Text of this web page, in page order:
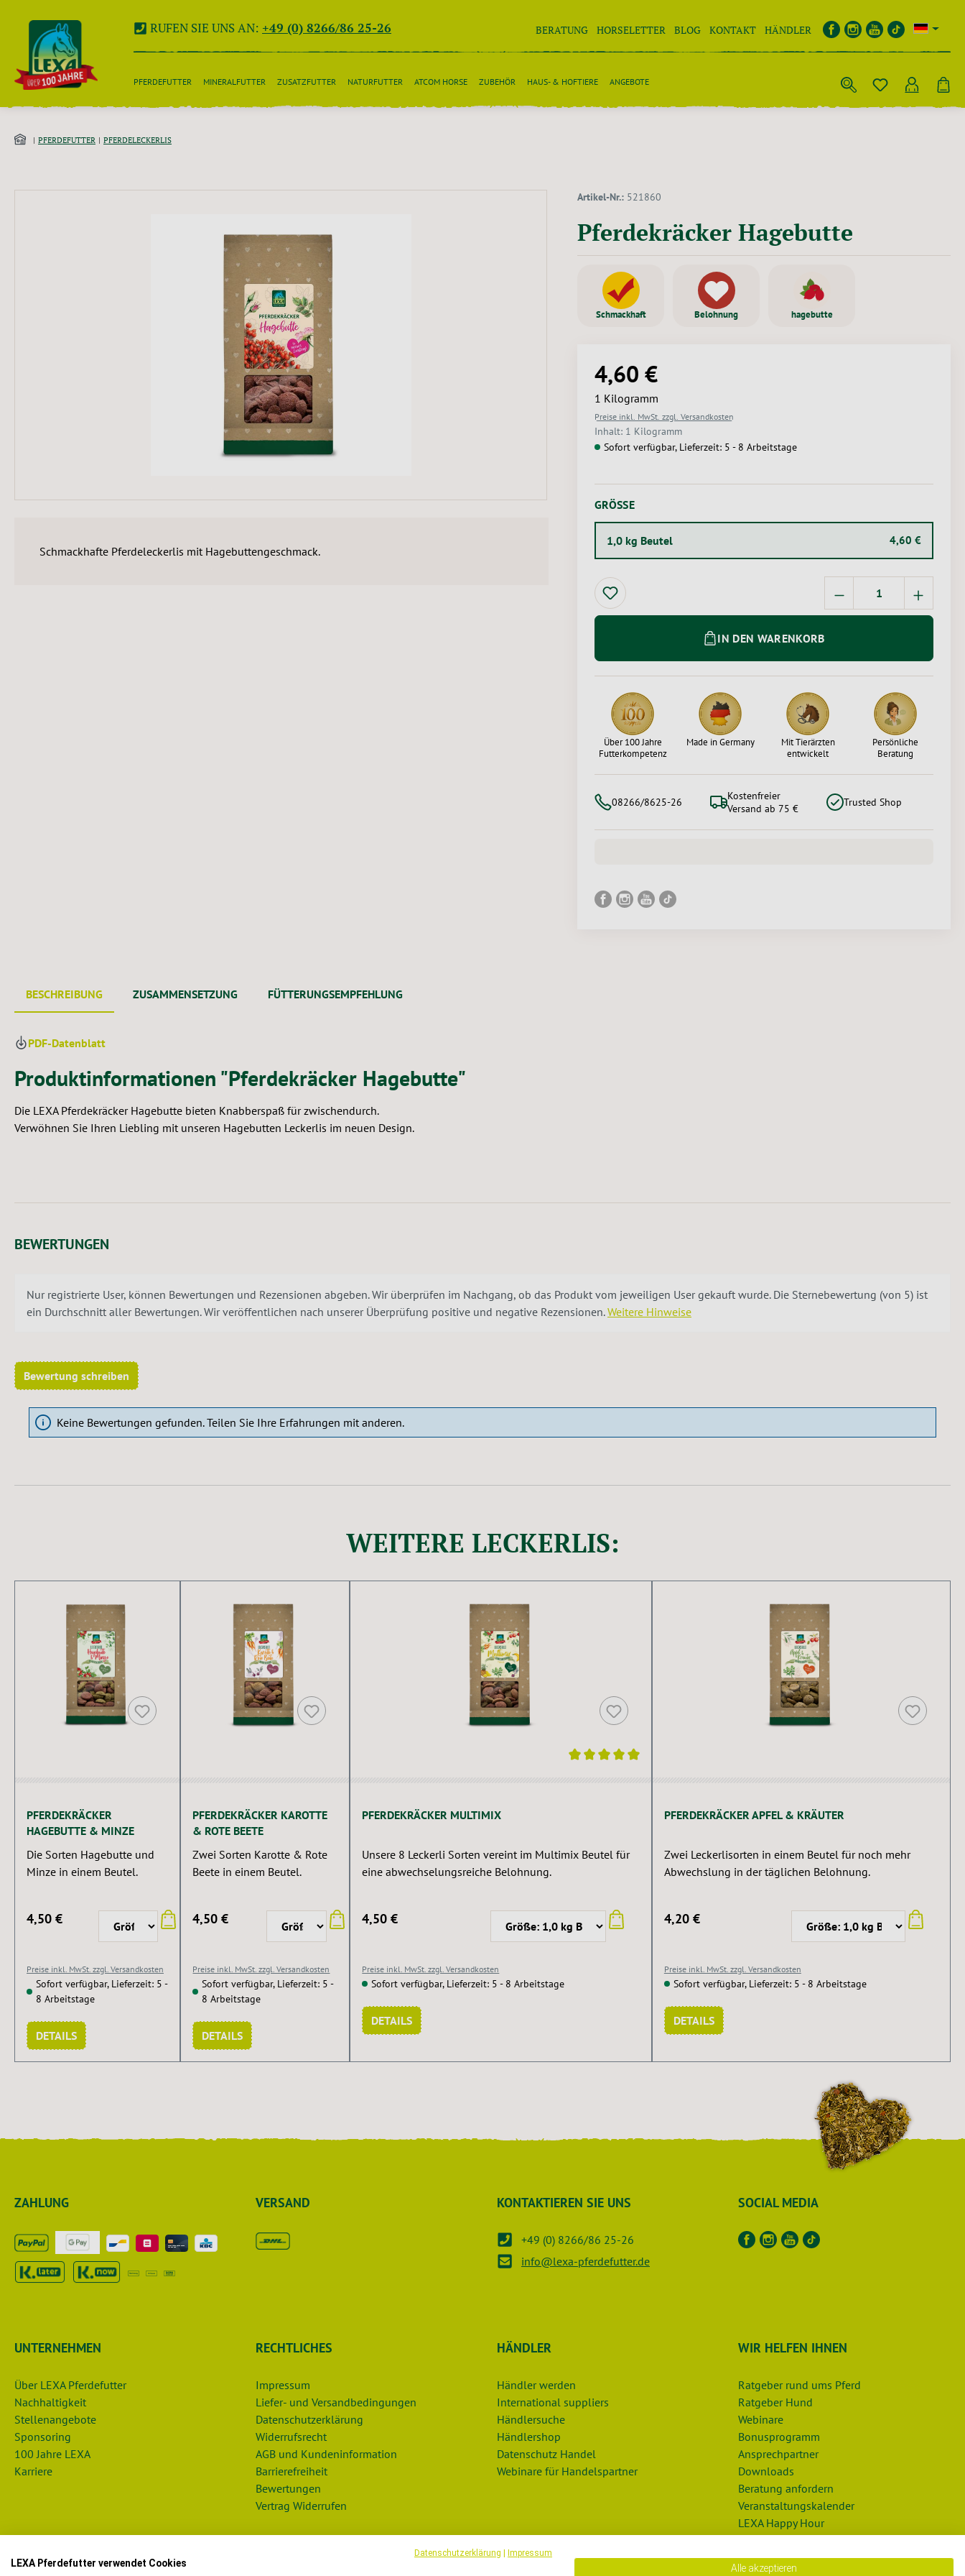
Hauptinhalt springen
Zur Suche springen
Zur Hauptnavigation springen
RUFEN SIE UNS AN: +49 (0) 8266/86 25-26 BERATUNG HORSELETTER BLOG KONTAKT HÄNDLER
PFERDEFUTTER MINERALFUTTER ZUSATZFUTTER NATURFUTTER ATCOM HORSE ZUBEHÖR HAUS- & HOFTIERE ANGEBOTE
PFERDEFUTTER PFERDELECKERLIS
Schmackhafte Pferdeleckerlis mit Hagebuttengeschmack.
Artikel-Nr.: 521860
Pferdekräcker Hagebutte
Schmackhaft Belohnung hagebutte
Regulärer Preis:
4,60 €
1 Kilogramm
Preise inkl. MwSt. zzgl. Versandkosten
Inhalt: 1 Kilogramm
Sofort verfügbar, Lieferzeit: 5 - 8 Arbeitstage
GRÖSSE AUSWÄHLEN
1,0 kg Beutel 4,60 €
Produkt Anzahl:
IN DEN WARENKORB
Über 100 Jahre
Futterkompetenz
Made in Germany
Mit Tierärzten
entwickelt
Persönliche
Beratung
08266/8625-26
Kostenfreier
Versand ab 75 €
Trusted Shop
BESCHREIBUNG ZUSAMMENSETZUNG FÜTTERUNGSEMPFEHLUNG
PDF-Datenblatt
Produktinformationen "Pferdekräcker Hagebutte"
Die LEXA Pferdekräcker Hagebutte bieten Knabberspaß für zwischendurch.
Verwöhnen Sie Ihren Liebling mit unseren Hagebutten Leckerlis im neuen Design.
BEWERTUNGEN
Nur registrierte User, können Bewertungen und Rezensionen abgeben. Wir überprüfen im Nachgang, ob das Produkt vom jeweiligen User gekauft wurde. Die Sternebewertung (von 5) ist
ein Durchschnitt aller Bewertungen. Wir veröffentlichen nach unserer Überprüfung positive und negative Rezensionen. Weitere Hinweise
Bewertung schreiben
Keine Bewertungen gefunden. Teilen Sie Ihre Erfahrungen mit anderen.
WEITERE LECKERLIS:
PFERDEKRÄCKER
HAGEBUTTE & MINZE
Die Sorten Hagebutte und
Minze in einem Beutel.
4,50 €
Preise inkl. MwSt. zzgl. Versandkosten
Sofort verfügbar, Lieferzeit: 5 -
8 Arbeitstage
DETAILS
PFERDEKRÄCKER KAROTTE
& ROTE BEETE
Zwei Sorten Karotte & Rote
Beete in einem Beutel.
4,50 €
Preise inkl. MwSt. zzgl. Versandkosten
Sofort verfügbar, Lieferzeit: 5 -
8 Arbeitstage
DETAILS
PFERDEKRÄCKER MULTIMIX
Unsere 8 Leckerli Sorten vereint im Multimix Beutel für
eine abwechselungsreiche Belohnung.
4,50 €
Preise inkl. MwSt. zzgl. Versandkosten
Sofort verfügbar, Lieferzeit: 5 - 8 Arbeitstage
DETAILS
PFERDEKRÄCKER APFEL & KRÄUTER
Zwei Leckerlisorten in einem Beutel für noch mehr
Abwechslung in der täglichen Belohnung.
4,20 €
Preise inkl. MwSt. zzgl. Versandkosten
Sofort verfügbar, Lieferzeit: 5 - 8 Arbeitstage
DETAILS
ZAHLUNG VERSAND KONTAKTIEREN SIE UNS
+49 (0) 8266/86 25-26
info@lexa-pferdefutter.de
SOCIAL MEDIA
UNTERNEHMEN
Über LEXA Pferdefutter
Nachhaltigkeit
Stellenangebote
Sponsoring
100 Jahre LEXA
Karriere
RECHTLICHES
Impressum
Liefer- und Versandbedingungen
Datenschutzerklärung
Widerrufsrecht
AGB und Kundeninformation
Barrierefreiheit
Bewertungen
Vertrag Widerrufen
HÄNDLER
Händler werden
International suppliers
Händlersuche
Händlershop
Datenschutz Handel
Webinare für Handelspartner
WIR HELFEN IHNEN
Ratgeber rund ums Pferd
Ratgeber Hund
Webinare
Bonusprogramm
Ansprechpartner
Downloads
Beratung anfordern
Veranstaltungskalender
LEXA Happy Hour
Datenschutzerklärung Impressum
LEXA Pferdefutter verwendet Cookies Alle akzeptieren